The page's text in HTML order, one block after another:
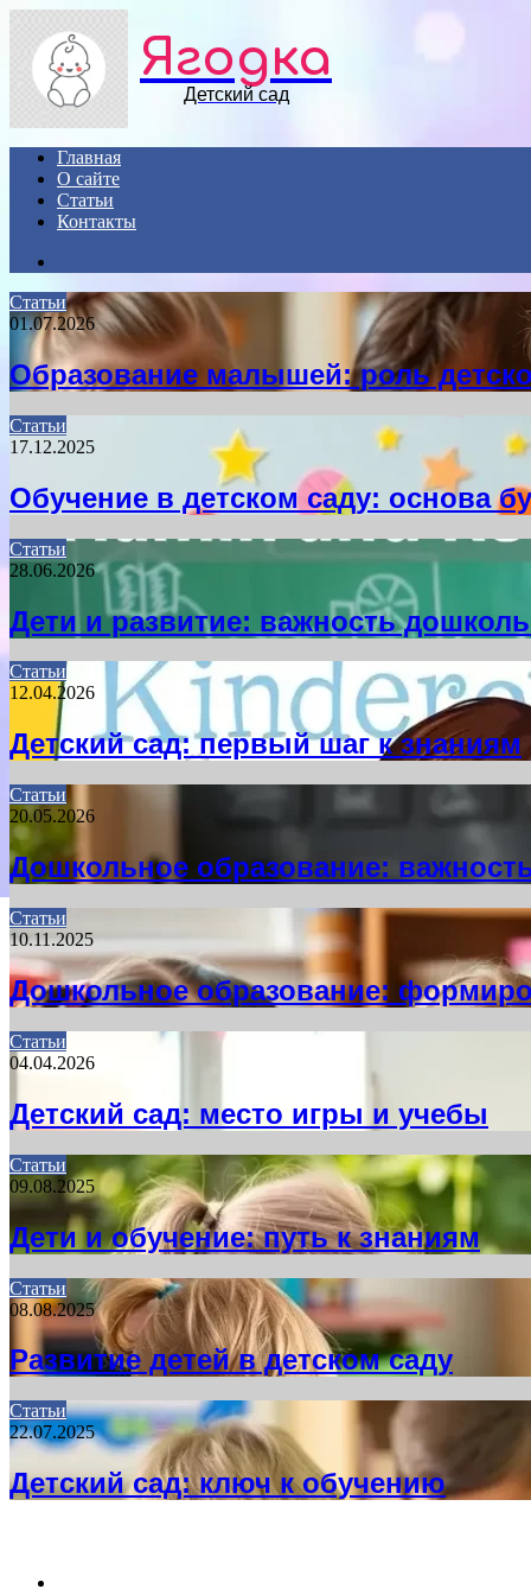
Ягодка
Детский сад
Главная
О сайте
Статьи
Контакты
Статьи
01.07.2026
Образование малышей: роль
Статьи
17.12.2025
Обучение в детском саду: основа
Статьи
28.06.2026
Дети и развитие: важность
Статьи
12.04.2026
Детский сад: первый шаг к знаниям
Статьи
20.05.2026
Дошкольное образование:
Статьи
10.11.2025
Дошкольное образование:
Статьи
04.04.2026
Детский сад: место игры и учебы
Статьи
09.08.2025
Дети и обучение: путь к знаниям
Статьи
08.08.2025
Развитие детей в детском саду
Статьи
22.07.2025
Детский сад: ключ к обучению